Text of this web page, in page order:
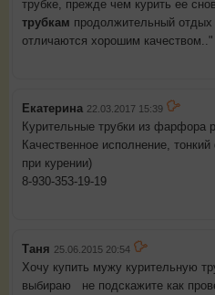
трубке, прежде чем курить ее
трубкам продолжительный
отличаются хорошим
Екатерина 22.03.2017 15:39
Курительные трубки из фарфора
Качественное исполнение,
при курении)
8-930-353-19-19
Таня 25.06.2015 20:54
Хочу купить мужу курительную
выбираю не подскажите как